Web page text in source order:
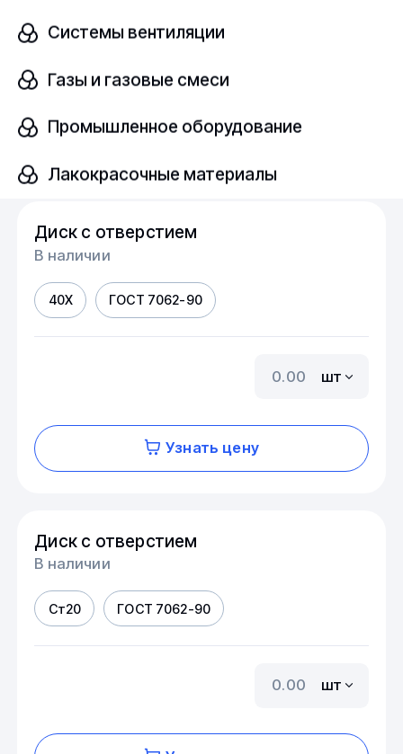
Системы вентиляции
Газы и газовые смеси
Промышленное оборудование
Лакокрасочные материалы
Узнать цену
Диск с отверстием
В наличии
40Х ГОСТ 7062-90
шт
Узнать цену
Диск с отверстием
В наличии
Ст20 ГОСТ 7062-90
шт